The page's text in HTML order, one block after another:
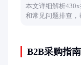
本文详细解析
和常见问题排查，
B2B采购指南